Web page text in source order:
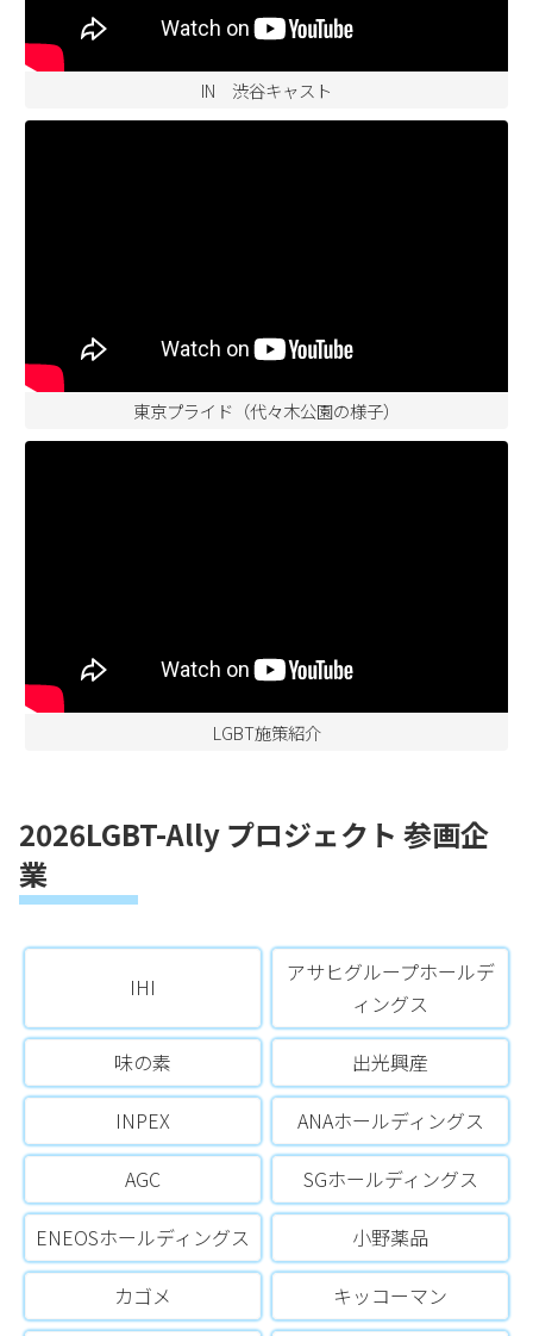
IN 渋谷キャスト
東京プライド（代々木公園の様子）
LGBT施策紹介
2026LGBT-Ally プロジェクト 参画企
業
IHI
アサヒグループホールデ
ィングス
味の素 出光興産
INPEX ANAホールディングス
AGC SGホールディングス
ENEOSホールディングス 小野薬品
カゴメ キッコーマン